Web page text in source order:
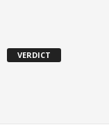
VERDICT